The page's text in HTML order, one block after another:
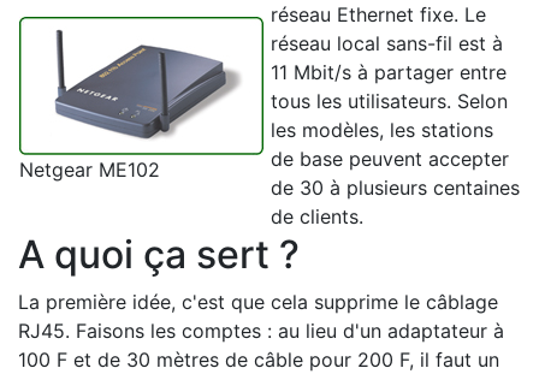
Netgear ME102
réseau Ethernet fixe. Le
réseau local sans-fil est à
11 Mbit/s à partager entre
tous les utilisateurs. Selon
les modèles, les stations
de base peuvent accepter
de 30 à plusieurs centaines
de clients.
A quoi ça sert ?
La première idée, c'est que cela supprime le câblage
RJ45. Faisons les comptes : au lieu d'un adaptateur à
100 F et de 30 mètres de câble pour 200 F, il faut un